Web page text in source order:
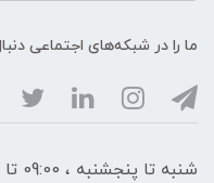
ما را در شبکه‌های اجتماعی
شنبه تا پنجشنبه ، 09:00 تا 20:00 پاسخگوی شما هستیم